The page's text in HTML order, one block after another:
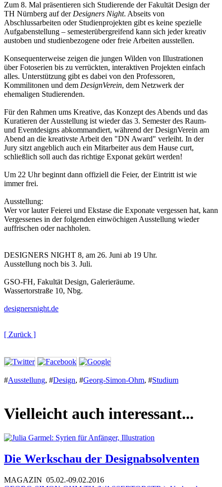
Zum 8. Mal präsentieren sich Studierende der Fakultät Design der
TH Nürnberg auf der Designers Night. Abseits von
Abschlussarbeiten oder Studienprojekten gibt es keine spezielle
Aufgabenstellung – semesterübergreifend kann sich jeder kreativ
austoben und studienbezogene oder freie Arbeiten ausstellen.
Konsequenterweise zeigen die jungen Wilden von Illustrationen
über Fotoserien bis zu verrückten, interaktiven Projekten einfach
alles. Unterstützung gibt es dabei von den Professoren,
Kommilitonen und dem DesignVerein, dem Netzwerk der
ehemaligen Studierenden.
Für den Rahmen ums Kreative, das Konzept des Abends und das
Kuratieren der Ausstellung ist wieder das 3. Semester des Raum-
und Eventdesigns abkommandiert, während der DesignVerein am
Abend an die kreativste Arbeit den "DN Award" verleiht. In der
Jury sitzt angeblich auch ein Mitarbeiter aus dem Hause curt,
schließlich soll auch das richtige Exponat gekürt werden!
Um 22 Uhr beginnt dann offiziell die Feier, der Eintritt ist wie
immer frei.
Ausstellung:
Wer vor lauter Feierei und Ekstase die Exponate vergessen hat, kann
Vergessenes in der folgenden einwöchigen Ausstellung wieder
auffrischen oder nachholen.
DESIGNERS NIGHT 8, am 26. Juni ab 19 Uhr.
Ausstellung noch bis 3. Juli.
GSO-FH, Fakultät Design, Galerieräume.
Wassertorstraße 10, Nbg.
designersnight.de
[ Zurück ]
#Ausstellung, #Design, #Georg-Simon-Ohm, #Studium
Vielleicht auch interessant...
Die Werkschau der Designabsolventen
MAGAZIN 05.02.-09.02.2016